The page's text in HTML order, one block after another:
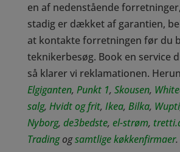
en af nedenstående
stadig er dækket af garantien,
at kontakte forretningen før du
teknikerbesøg. Book en service
så klarer vi reklamationen.
Elgiganten, Punkt 1, Skousen,
salg, Hvidt og frit, Ikea, Bilka, Wupti
Nyborg, de3bedste, el-strøm,
Trading ogsamtlige køkkenfirmaer.